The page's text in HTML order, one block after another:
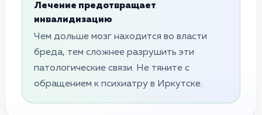
Лечение предотвращает
инвалидизацию
Чем дольше мозг находится во власти
бреда, тем сложнее разрушить эти
патологические связи. Не тяните с
обращением к психиатру в Иркутске.